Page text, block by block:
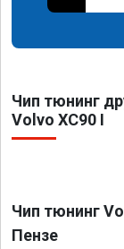
Чип тюнинг
Volvo XC90 I
Чип тюнинг
Пензе